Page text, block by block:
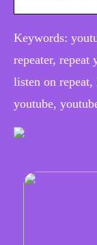
Keywords:
repeater, repeat
listen on repeat,
youtube,